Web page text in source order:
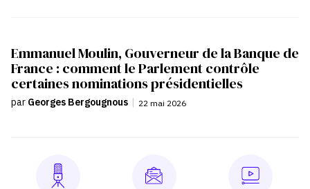
Emmanuel Moulin, Gouverneur de la Banque de
France : comment le Parlement contrôle
certaines nominations présidentielles
par Georges Bergougnous | 22 mai 2026